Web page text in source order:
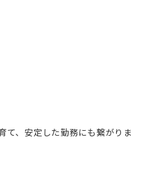
て、安定した勤務にも繋がりま